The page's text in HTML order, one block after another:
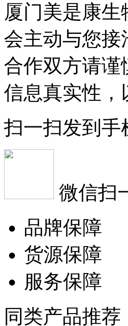
厦门美是康
会主动与您接
合作双方请
信息真实性，
扫一扫发到手
微信扫
品牌保障
货源保障
服务保障
同类产品推荐